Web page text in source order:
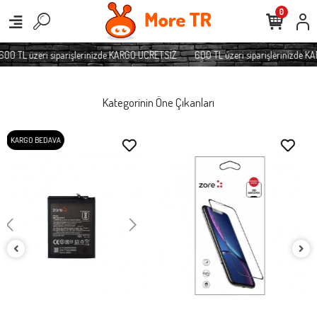
üzeri siparişlerinizde KARGO ÜCRETSİZ 600 TL üzeri siparişlerinizde
0
Kategorinin Öne Çıkanları